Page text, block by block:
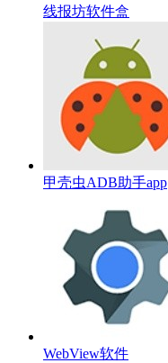
线报坊软件盒
甲壳虫ADB助手app
WebView软件